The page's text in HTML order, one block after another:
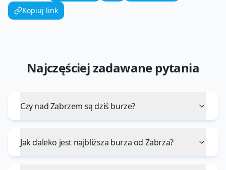
Kopiuj link
Najczęściej zadawane pytania
Czy nad Zabrzem są dziś burze?
Jak daleko jest najbliższa burza od Zabrza?